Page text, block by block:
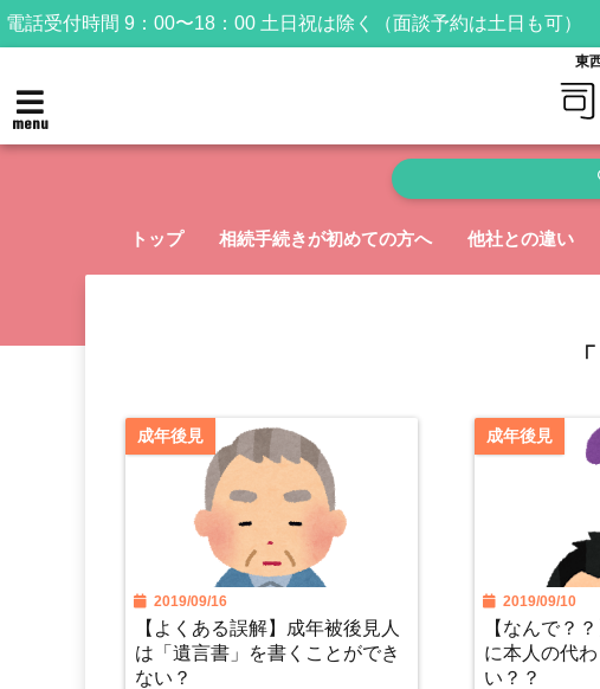
電話受付時間 9：00〜18：00 土日祝は除く（面談予約は土日も可）
東
menu
トップ 相続手続きが初めての方へ 他社との違い
成年後見
2019/09/16
【よくある誤解】成年被後見人
は「遺言書」を書くことができ
ない？
成年後見
2019/09/10
【なんで？
に本人の代
い？？